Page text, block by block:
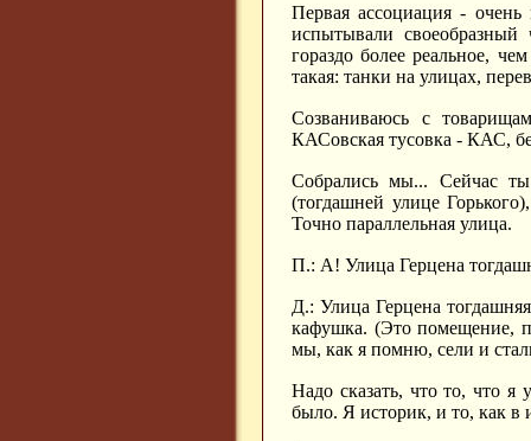
Первая ассоциация -
испытывали
гораздо более реальное,
такая: танки на улицах,
Созваниваюсь с
КАСовская тусовка - КАС,
Собрались мы... Сейчас ты
(тогдашней улице
Точно параллельная улица.
П.: А! Улица Герцена
Д.: Улица Герцена
кафушка. (Это помещение,
мы, как я помню, сели и
Надо сказать, что то, что я
было. Я историк, и то, как в